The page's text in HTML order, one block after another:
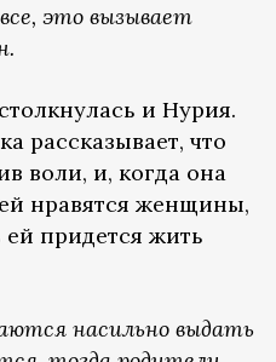
это вызывает
и Нурия.
рассказывает, что
воли, и, когда она
нравятся женщины,
ей придется жить
насильно выдать